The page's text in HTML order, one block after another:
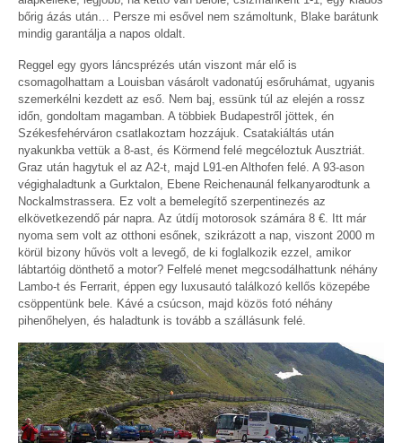
bőrig ázás után… Persze mi esővel nem számoltunk, Blake barátunk
mindig garantálja a napos oldalt.
Reggel egy gyors láncsprézés után viszont már elő is
csomagolhattam a Louisban vásárolt vadonatúj esőruhámat, ugyanis
szemerkélni kezdett az eső. Nem baj, essünk túl az elején a rossz
időn, gondoltam magamban. A többiek Budapestről jöttek, én
Székesfehérváron csatlakoztam hozzájuk. Csatakiáltás után
nyakunkba vettük a 8-ast, és Körmend felé megcéloztuk Ausztriát.
Graz után hagytuk el az A2-t, majd L91-en Althofen felé. A 93-ason
végighaladtunk a Gurktalon, Ebene Reichenaunál felkanyarodtunk a
Nockalmstrassera. Ez volt a bemelegítő szerpentinezés az
elkövetkezendő pár napra. Az útdíj motorosok számára 8 €. Itt már
nyoma sem volt az otthoni esőnek, szikrázott a nap, viszont 2000 m
körül bizony hűvös volt a levegő, de ki foglalkozik ezzel, amikor
lábtartóig dönthető a motor? Felfelé menet megcsodálhattunk néhány
Lambo-t és Ferrarit, éppen egy luxusautó találkozó kellős közepébe
csöppentünk bele. Kávé a csúcson, majd közös fotó néhány
pihenőhelyen, és haladtunk is tovább a szállásunk felé.